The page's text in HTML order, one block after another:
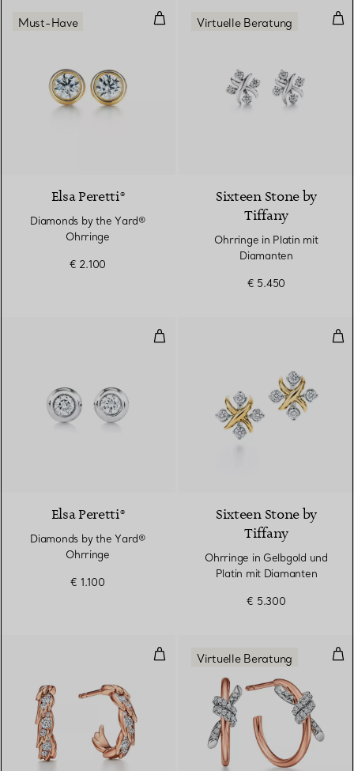
Diamonds by the Yard®
Must-Have
Elsa Peretti®
Diamonds by the Yard®
Ohrringe
€ 2.100
Virtuelle Beratung
Sixteen Stone by
Tiffany
Ohrringe in Platin mit
Diamanten
€ 5.450
Diamonds by the Yard®
Elsa Peretti®
Diamonds by the Yard®
Ohrringe
€ 1.100
Sixteen Stone by
Tiffany
Ohrringe in Gelbgold und
Platin mit Diamanten
€ 5.300
Kreolen mit Flügeln in Roségold
Virtuelle Beratung